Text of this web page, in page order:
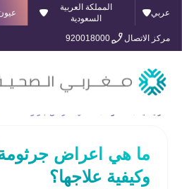
عربي
المملكة العربية
السعودية
مركز الاتصال
920018000
ما هي اعراض
وكيفية علاجها؟